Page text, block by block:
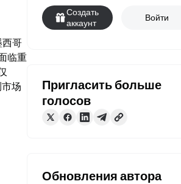
西哥
临重
场
Создать
аккаунт
Войти
Пригласить больше
голосов
Обновления автора